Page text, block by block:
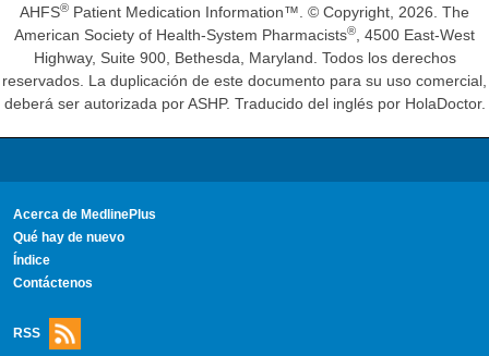
AHFS® Patient Medication Information™. © Copyright, 2026. The
American Society of Health-System Pharmacists®, 4500 East-West
Highway, Suite 900, Bethesda, Maryland. Todos los derechos
reservados. La duplicación de este documento para su uso comercial,
deberá ser autorizada por ASHP. Traducido del inglés por HolaDoctor.
Acerca de MedlinePlus
Qué hay de nuevo
Índice
Contáctenos
RSS